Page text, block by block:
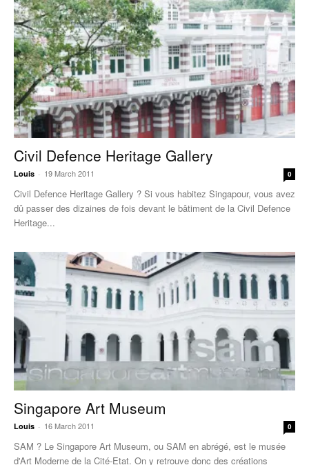
Civil Defence Heritage Gallery
Louis - 19 March 2011 0
Civil Defence Heritage Gallery ? Si vous habitez Singapour, vous avez
dû passer des dizaines de fois devant le bâtiment de la Civil Defence
Heritage...
Singapore Art Museum
Louis - 16 March 2011 0
SAM ? Le Singapore Art Museum, ou SAM en abrégé, est le musée
d'Art Moderne de la Cité-Etat. On y retrouve donc des créations